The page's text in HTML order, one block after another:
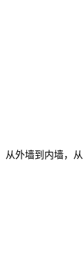
从外墙到内墙，从